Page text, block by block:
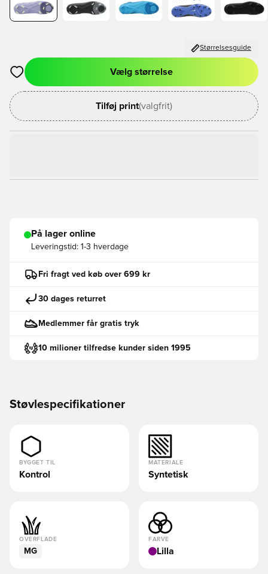
Størrelsesguide
Åbner en Modal til at logge ind eller tilmelde dig som medlem
Vælg størrelse
Tilføj print(valgfrit)
På lager online
Leveringstid: 1-3 hverdage
Fri fragt ved køb over 699 kr
30 dages returret
Medlemmer får gratis tryk
10 milioner tilfredse kunder siden 1995
Støvlespecifikationer
BYGGET TIL
Kontrol
MATERIALE
Syntetisk
OVERFLADE
MG
FARVE
Lilla